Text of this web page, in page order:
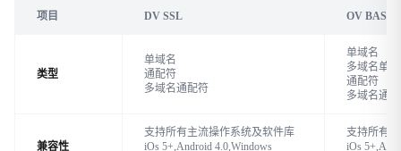
项目 DV SSL OV BASIC
类型
单域名
通配符
多域名通配符
单域名
多域名单
通配符
多域名通
兼容性
支持所有主流操作系统及软件库
iOs 5+,Android 4.0,Windows
支持所有
iOs